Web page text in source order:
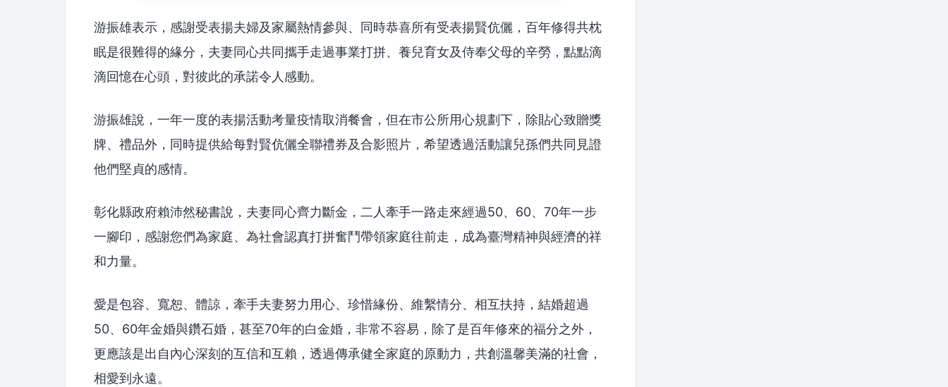
游振雄表示，感謝受表揚夫婦及家屬熱情參與、同時恭喜所有受表揚賢伉儷，百年修得共枕
眠是很難得的緣分，夫妻同心共同攜手走過事業打拼、養兒育女及侍奉父母的辛勞，點點滴
滴回憶在心頭，對彼此的承諾令人感動。
游振雄說，一年一度的表揚活動考量疫情取消餐會，但在市公所用心規劃下，除貼心致贈獎
牌、禮品外，同時提供給每對賢伉儷全聯禮券及合影照片，希望透過活動讓兒孫們共同見證
他們堅貞的感情。
彰化縣政府賴沛然秘書說，夫妻同心齊力斷金，二人牽手一路走來經過50、60、70年一步
一腳印，感謝您們為家庭、為社會認真打拼奮鬥帶領家庭往前走，成為臺灣精神與經濟的祥
和力量。
愛是包容、寬恕、體諒，牽手夫妻努力用心、珍惜緣份、維繫情分、相互扶持，結婚超過
50、60年金婚與鑽石婚，甚至70年的白金婚，非常不容易，除了是百年修來的福分之外，
更應該是出自內心深刻的互信和互賴，透過傳承健全家庭的原動力，共創溫馨美滿的社會，
相愛到永遠。